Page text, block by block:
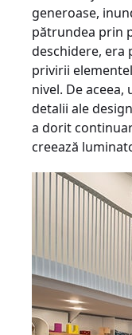
generoase,
pătrundea prin
deschidere, era
privirii
nivel. De
detalii ale
a dorit
creează